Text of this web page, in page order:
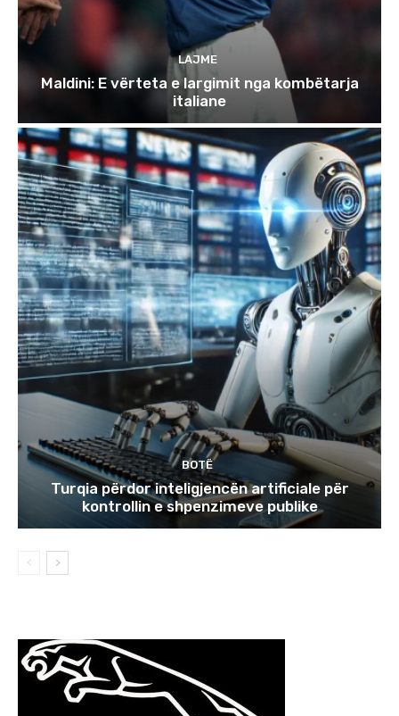
LAJME
Maldini: E vërteta e largimit nga kombëtarja
italiane
BOTË
Turqia përdor inteligjencën artificiale për
kontrollin e shpenzimeve publike